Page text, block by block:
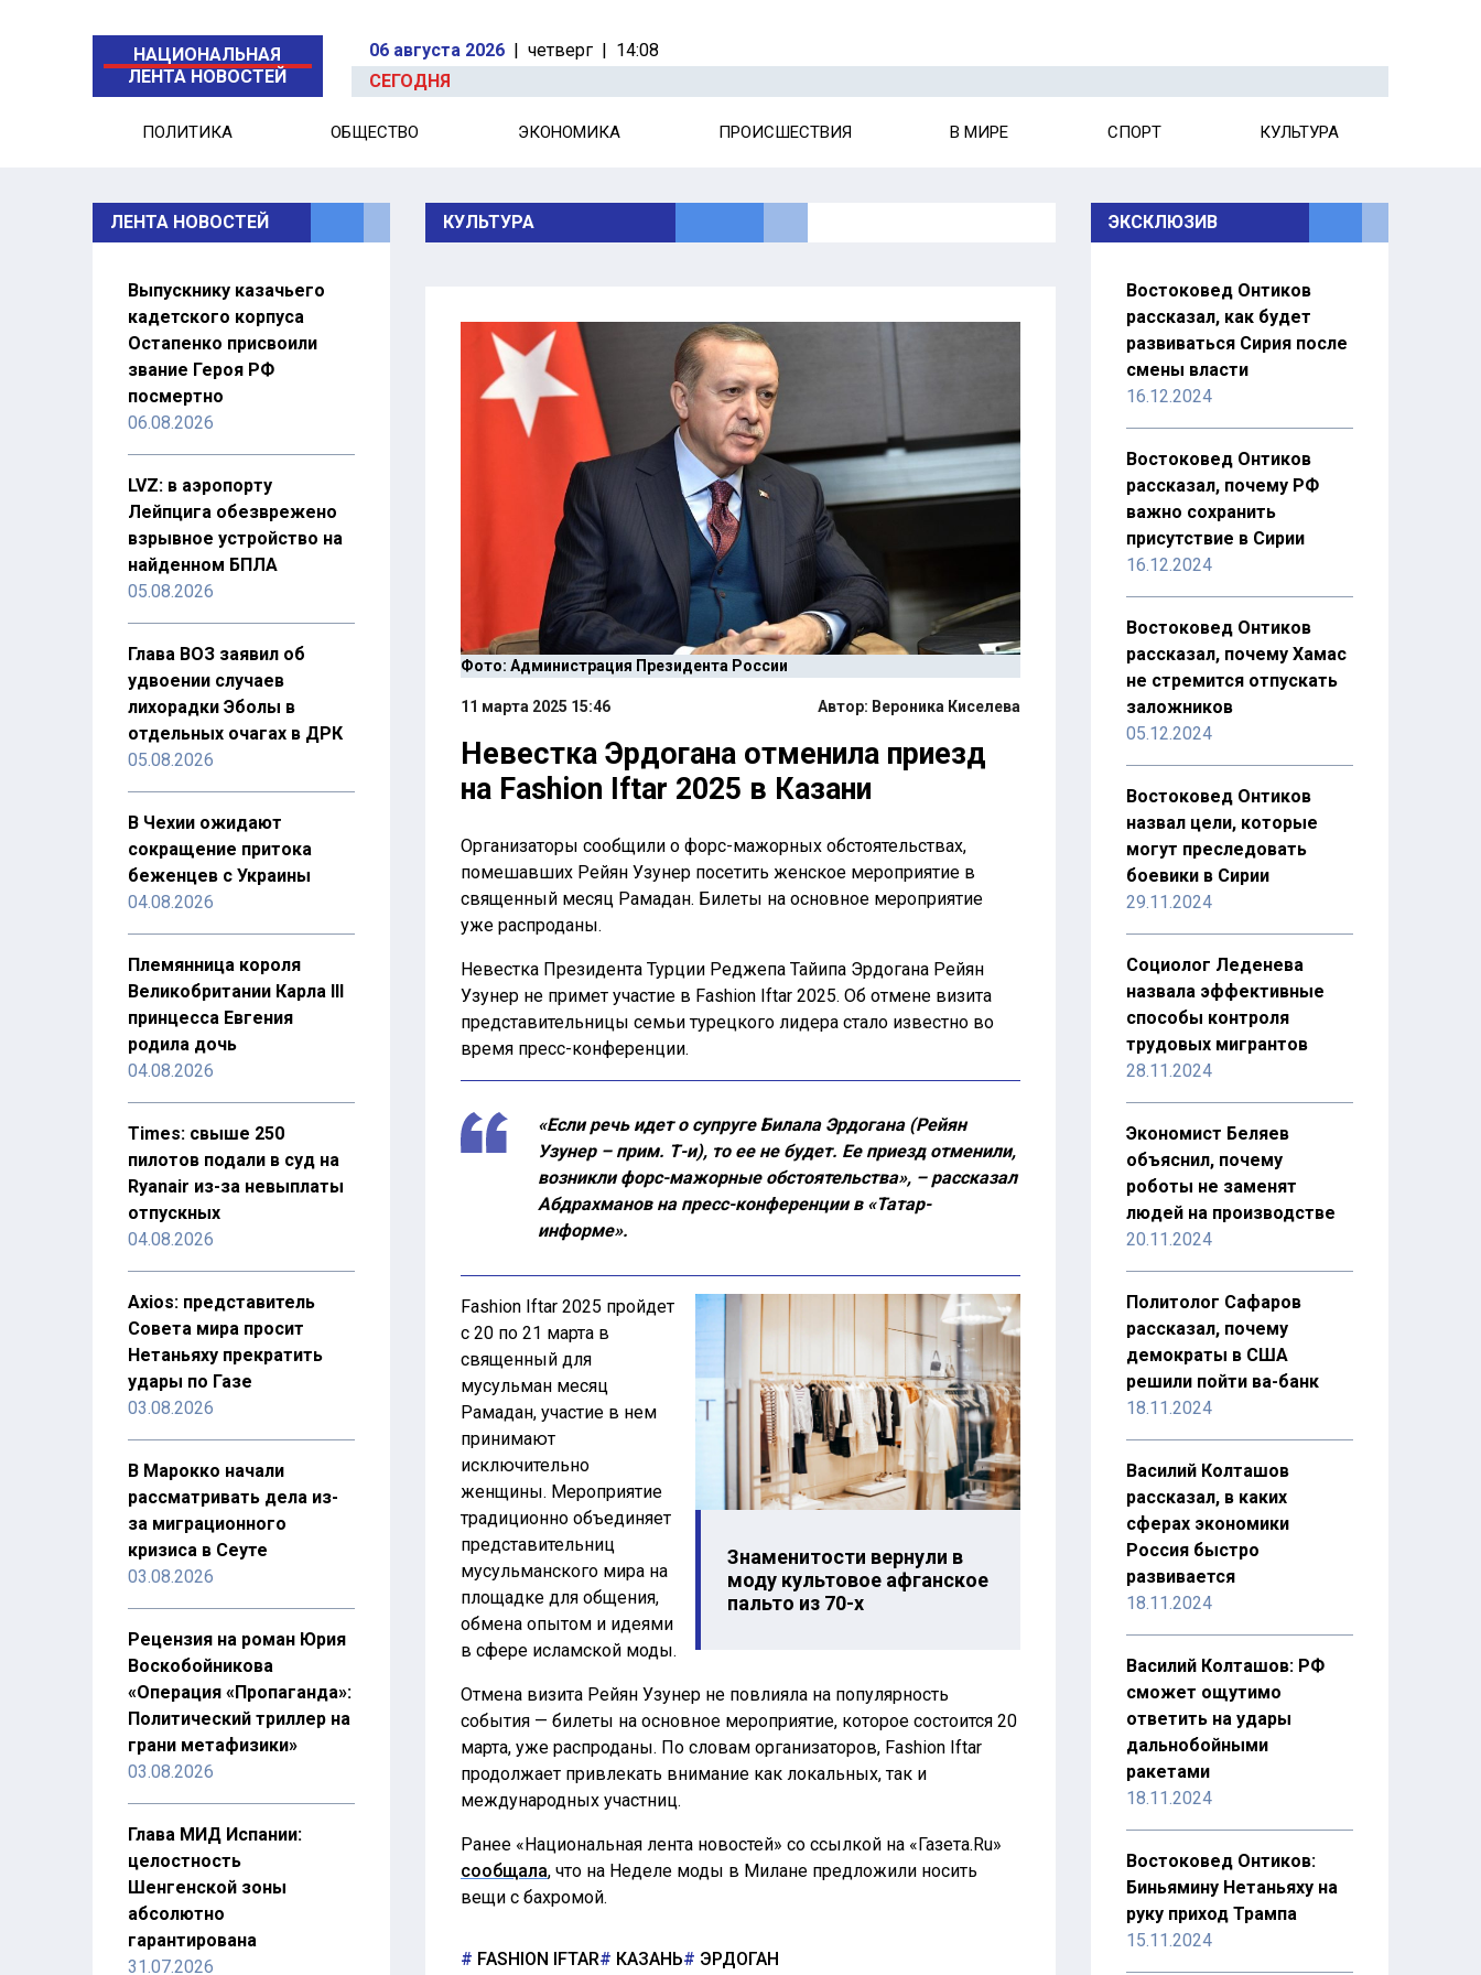
НАЦИОНАЛЬНАЯ
ЛЕНТА НОВОСТЕЙ
06 августа 2026 | четверг | 14:08
СЕГОДНЯ
ПОЛИТИКА ОБЩЕСТВО ЭКОНОМИКА ПРОИСШЕСТВИЯ В МИРЕ СПОРТ КУЛЬТУРА
ЛЕНТА НОВОСТЕЙ
Выпускнику казачьего
кадетского корпуса
Остапенко присвоили
звание Героя РФ
посмертно
06.08.2026
LVZ: в аэропорту
Лейпцига обезврежено
взрывное устройство на
найденном БПЛА
05.08.2026
Глава ВОЗ заявил об
удвоении случаев
лихорадки Эболы в
отдельных очагах в ДРК
05.08.2026
В Чехии ожидают
сокращение притока
беженцев с Украины
04.08.2026
Племянница короля
Великобритании Карла III
принцесса Евгения
родила дочь
04.08.2026
Times: свыше 250
пилотов подали в суд на
Ryanair из-за невыплаты
отпускных
04.08.2026
Axios: представитель
Совета мира просит
Нетаньяху прекратить
удары по Газе
03.08.2026
В Марокко начали
рассматривать дела из-
за миграционного
кризиса в Сеуте
03.08.2026
Рецензия на роман Юрия
Воскобойникова
«Операция «Пропаганда»:
Политический триллер на
грани метафизики»
03.08.2026
Глава МИД Испании:
целостность
Шенгенской зоны
абсолютно
гарантирована
31.07.2026
КУЛЬТУРА
Фото: Администрация Президента России
11 марта 2025 15:46 Автор: Вероника Киселева
Невестка Эрдогана отменила приезд
на Fashion Iftar 2025 в Казани
Организаторы сообщили о форс-мажорных обстоятельствах,
помешавших Рейян Узунер посетить женское мероприятие в
священный месяц Рамадан. Билеты на основное мероприятие
уже распроданы.
Невестка Президента Турции Реджепа Тайипа Эрдогана Рейян
Узунер не примет участие в Fashion Iftar 2025. Об отмене визита
представительницы семьи турецкого лидера стало известно во
время пресс-конференции.
«Если речь идет о супруге Билала Эрдогана (Рейян
Узунер – прим. Т-и), то ее не будет. Ее приезд отменили,
возникли форс-мажорные обстоятельства», – рассказал
Абдрахманов на пресс-конференции в «Татар-
информе».
Знаменитости вернули в
моду культовое афганское
пальто из 70-х
Fashion Iftar 2025 пройдет
с 20 по 21 марта в
священный для
мусульман месяц
Рамадан, участие в нем
принимают
исключительно
женщины. Мероприятие
традиционно объединяет
представительниц
мусульманского мира на
площадке для общения,
обмена опытом и идеями
в сфере исламской моды.
Отмена визита Рейян Узунер не повлияла на популярность
события — билеты на основное мероприятие, которое состоится 20
марта, уже распроданы. По словам организаторов, Fashion Iftar
продолжает привлекать внимание как локальных, так и
международных участниц.
Ранее «Национальная лента новостей» со ссылкой на «Газета.Ru»
сообщала, что на Неделе моды в Милане предложили носить
вещи с бахромой.
FASHION IFTAR КАЗАНЬ ЭРДОГАН
ЭКСКЛЮЗИВ
Востоковед Онтиков
рассказал, как будет
развиваться Сирия после
смены власти
16.12.2024
Востоковед Онтиков
рассказал, почему РФ
важно сохранить
присутствие в Сирии
16.12.2024
Востоковед Онтиков
рассказал, почему Хамас
не стремится отпускать
заложников
05.12.2024
Востоковед Онтиков
назвал цели, которые
могут преследовать
боевики в Сирии
29.11.2024
Социолог Леденева
назвала эффективные
способы контроля
трудовых мигрантов
28.11.2024
Экономист Беляев
объяснил, почему
роботы не заменят
людей на производстве
20.11.2024
Политолог Сафаров
рассказал, почему
демократы в США
решили пойти ва-банк
18.11.2024
Василий Колташов
рассказал, в каких
сферах экономики
Россия быстро
развивается
18.11.2024
Василий Колташов: РФ
сможет ощутимо
ответить на удары
дальнобойными
ракетами
18.11.2024
Востоковед Онтиков:
Биньямину Нетаньяху на
руку приход Трампа
15.11.2024